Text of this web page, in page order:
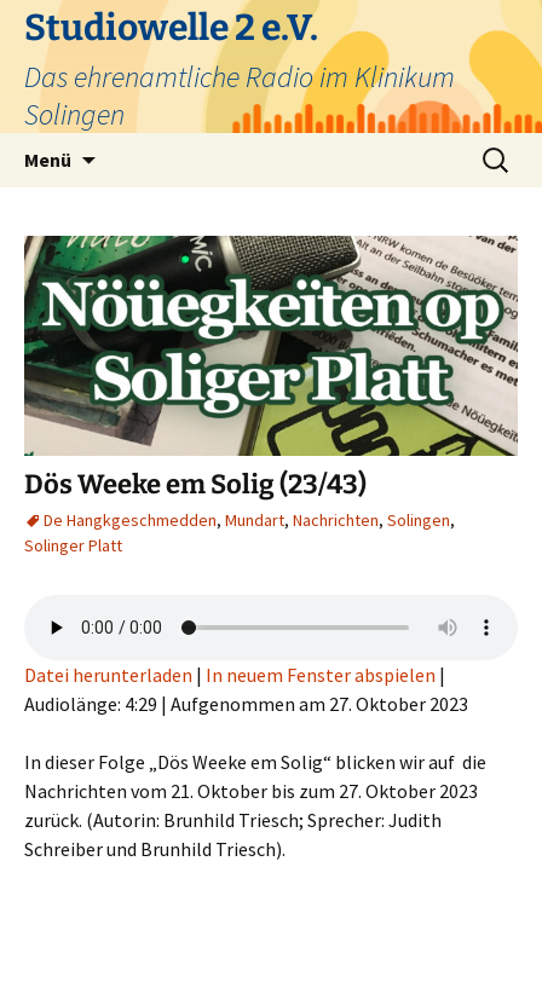
Zum
Inhalt
springen
Studiowelle 2 e.V.
Das ehrenamtliche Radio im Klinikum
Solingen
Menü
Suchen
nach:
Dös Weeke em Solig (23/43)
De Hangkgeschmedden, Mundart, Nachrichten, Solingen,
Solinger Platt
Datei herunterladen | In neuem Fenster abspielen |
Audiolänge: 4:29 | Aufgenommen am 27. Oktober 2023
In dieser Folge „Dös Weeke em Solig“ blicken wir auf die
Nachrichten vom 21. Oktober bis zum 27. Oktober 2023
zurück. (Autorin: Brunhild Triesch; Sprecher: Judith
Schreiber und Brunhild Triesch).